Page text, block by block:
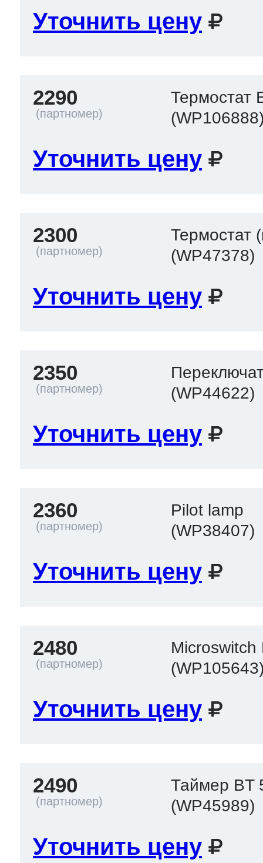
Уточнить цену
2290
Термостат
Уточнить цену
2300
Термостат
(WP47378)
Уточнить цену
2350
(WP44622)
Уточнить цену
2360
Pilot lamp
(WP38407)
Уточнить цену
2480
Microswitch
Уточнить цену
2490
Таймер BT
(WP45989)
Уточнить цену